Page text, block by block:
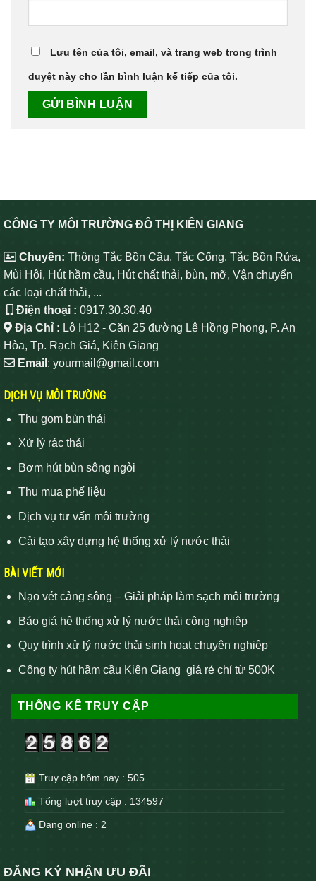
Lưu tên của tôi, email, và trang web trong trình
duyệt này cho lần bình luận kế tiếp của tôi.
CÔNG TY MÔI TRƯỜNG ĐÔ THỊ KIÊN GIANG
Chuyên: Thông Tắc Bồn Cầu, Tắc Cống, Tắc Bồn Rửa,
Mùi Hôi, Hút hầm cầu, Hút chất thải, bùn, mỡ, Vận chuyển
các loại chất thải, ...
Điện thoại : 0917.30.30.40
Địa Chỉ : Lô H12 - Căn 25 đường Lê Hồng Phong, P. An
Hòa, Tp. Rạch Giá, Kiên Giang
Email : yourmail@gmail.com
DỊCH VỤ MÔI TRƯỜNG
Thu gom bùn thải
Xử lý rác thải
Bơm hút bùn sông ngòi
Thu mua phế liệu
Dịch vụ tư vấn môi trường
Cải tạo xây dựng hệ thống xử lý nước thải
BÀI VIẾT MỚI
Nạo vét cảng sông – Giải pháp làm sạch môi trường
Báo giá hệ thống xử lý nước thải công nghiệp
Quy trình xử lý nước thải sinh hoạt chuyên nghiệp
Công ty hút hầm cầu Kiên Giang giá rẻ chỉ từ 500K
THỐNG KÊ TRUY CẬP
Truy cập hôm nay : 505
Tổng lượt truy cập : 134597
Đang online : 2
ĐĂNG KÝ NHẬN ƯU ĐÃI